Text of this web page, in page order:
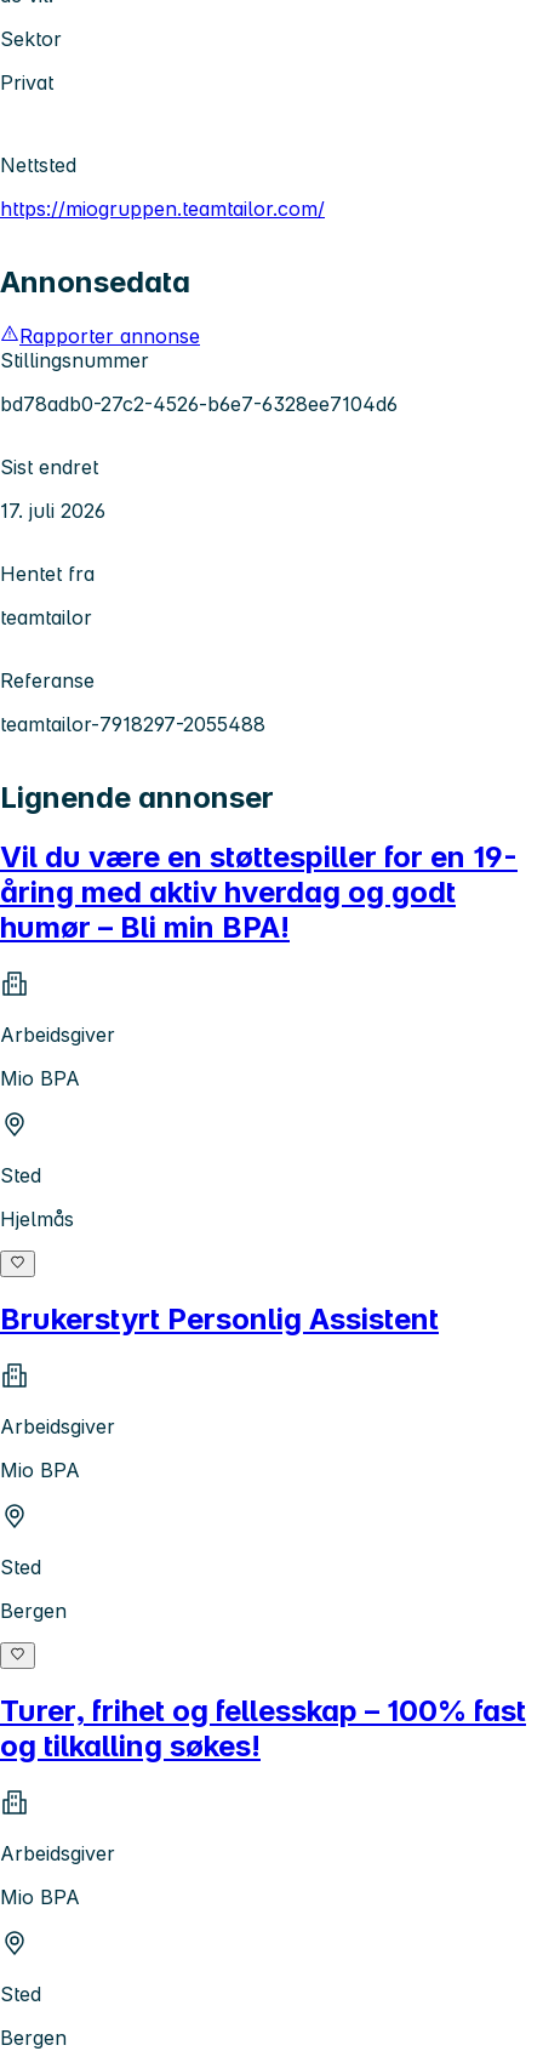
Sektor
Privat
Nettsted
https://miogruppen.teamtailor.com/
Annonsedata
Rapporter annonse
Stillingsnummer
bd78adb0-27c2-4526-b6e7-6328ee7104d6
Sist endret
17. juli 2026
Hentet fra
teamtailor
Referanse
teamtailor-7918297-2055488
Lignende annonser
Vil du være en støttespiller for en 19-
åring med aktiv hverdag og godt
humør – Bli min BPA!
Arbeidsgiver
Mio BPA
Sted
Hjelmås
Brukerstyrt Personlig Assistent
Arbeidsgiver
Mio BPA
Sted
Bergen
Turer, frihet og fellesskap – 100% fast
og tilkalling søkes!
Arbeidsgiver
Mio BPA
Sted
Bergen